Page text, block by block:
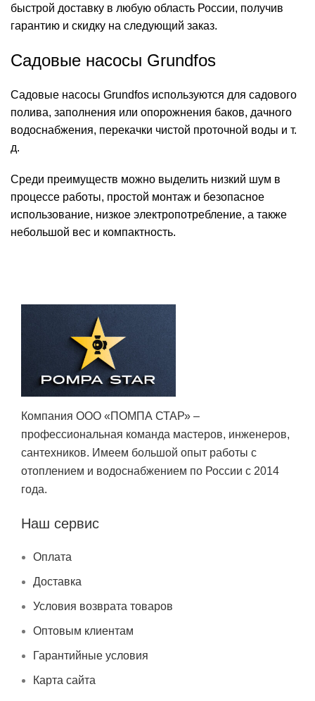
быстрой доставку в любую область России, получив
гарантию и скидку на следующий заказ.
Садовые насосы Grundfos
Садовые насосы Grundfos используются для садового
полива, заполнения или опорожнения баков, дачного
водоснабжения, перекачки чистой проточной воды и т.
д.
Среди преимуществ можно выделить низкий шум в
процессе работы, простой монтаж и безопасное
использование, низкое электропотребление, а также
небольшой вес и компактность.
Компания ООО «ПОМПА СТАР» –
профессиональная команда мастеров, инженеров,
сантехников. Имеем большой опыт работы с
отоплением и водоснабжением по России с 2014
года.
Наш сервис
Оплата
Доставка
Условия возврата товаров
Оптовым клиентам
Гарантийные условия
Карта сайта